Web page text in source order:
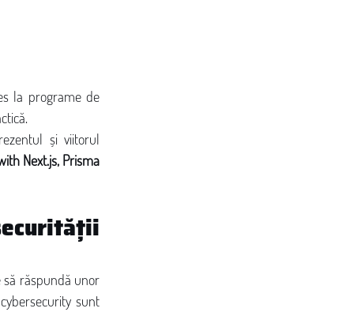
la programe de
și viitorul
Next.js, Prisma
să răspundă unor
sunt